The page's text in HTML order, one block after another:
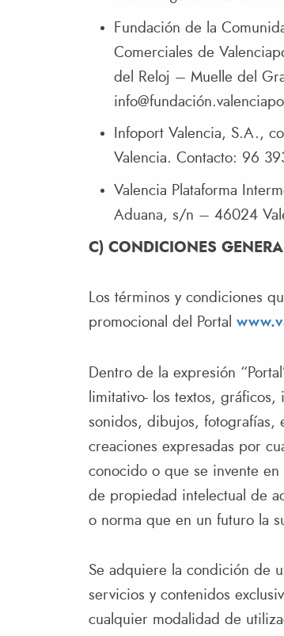
Fundación de la
Comerciales de
del Reloj – Muelle del
Infoport Valencia, S.A.,
Valencia. Contacto: 96
Valencia Plataforma
Aduana, s/n – 46024
C) CONDICIONES
Los términos y condiciones
promocional del Portal
Dentro de la expresión
limitativo- los textos,
sonidos, dibujos, fotografías,
creaciones expresadas por
conocido o que se invente
de propiedad intelectual de
o norma que en un futuro la
Se adquiere la condición de
servicios y contenidos
cualquier modalidad de